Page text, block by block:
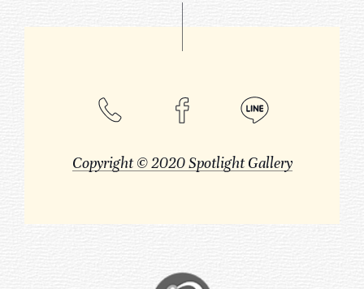
Copyright © 2020 Spotlight Gallery